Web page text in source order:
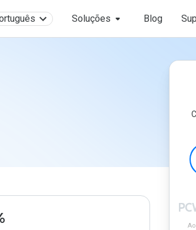
Soluções Blog